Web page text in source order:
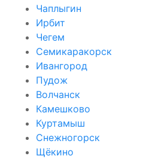
Чаплыгин
Ирбит
Чегем
Семикаракорск
Ивангород
Пудож
Волчанск
Камешково
Куртамыш
Снежногорск
Щёкино